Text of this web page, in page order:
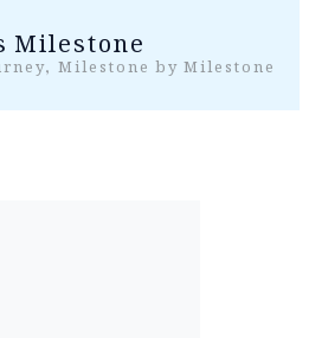
جائیں۔
Milestone
Milestone by Milestone